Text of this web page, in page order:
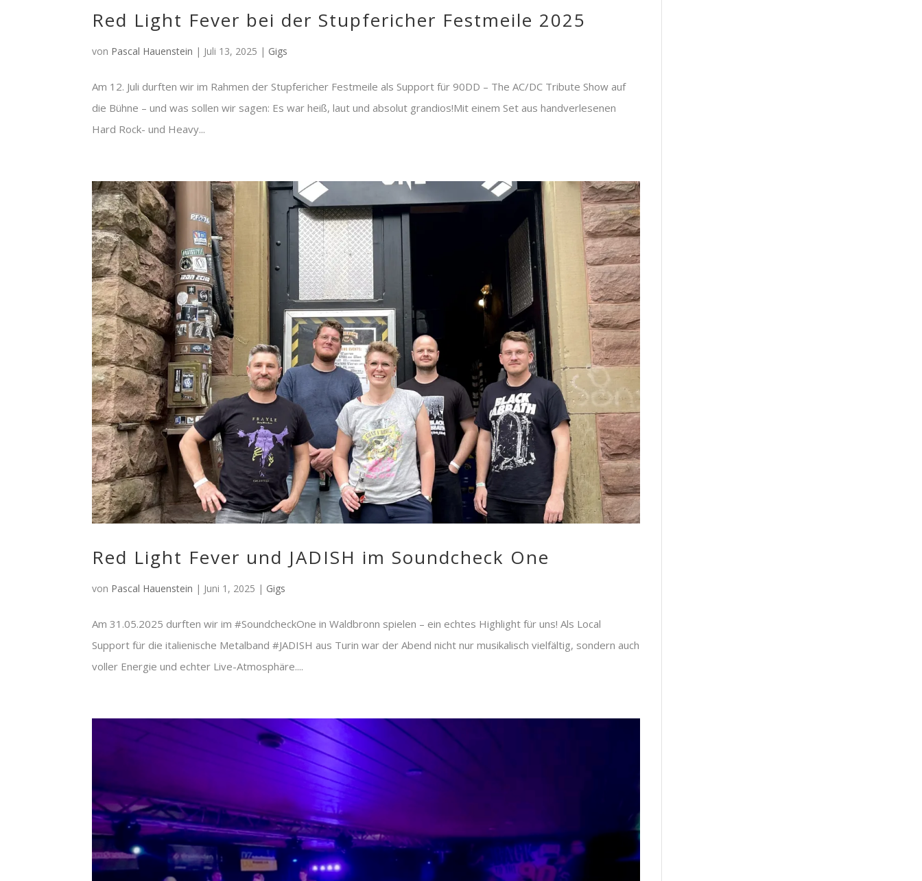
Red Light Fever bei der Stupfericher Festmeile 2025
von Pascal Hauenstein | Juli 13, 2025 | Gigs
Am 12. Juli durften wir im Rahmen der Stupfericher Festmeile als Support für 90DD – The AC/DC Tribute Show auf
die Bühne – und was sollen wir sagen: Es war heiß, laut und absolut grandios!Mit einem Set aus handverlesenen
Hard Rock- und Heavy...
Red Light Fever und JADISH im Soundcheck One
von Pascal Hauenstein | Juni 1, 2025 | Gigs
Am 31.05.2025 durften wir im #SoundcheckOne in Waldbronn spielen – ein echtes Highlight für uns! Als Local
Support für die italienische Metalband #JADISH aus Turin war der Abend nicht nur musikalisch vielfältig, sondern auch
voller Energie und echter Live-Atmosphäre....